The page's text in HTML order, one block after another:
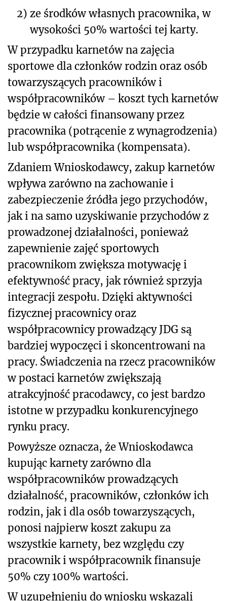
2) ze środków własnych pracownika, w
wysokości 50% wartości tej karty.
W przypadku karnetów na zajęcia
sportowe dla członków rodzin oraz osób
towarzyszących pracowników i
współpracowników – koszt tych karnetów
będzie w całości finansowany przez
pracownika (potrącenie z wynagrodzenia)
lub współpracownika (kompensata).
Zdaniem Wnioskodawcy, zakup karnetów
wpływa zarówno na zachowanie i
zabezpieczenie źródła jego przychodów,
jak i na samo uzyskiwanie przychodów z
prowadzonej działalności, ponieważ
zapewnienie zajęć sportowych
pracownikom zwiększa motywację i
efektywność pracy, jak również sprzyja
integracji zespołu. Dzięki aktywności
fizycznej pracownicy oraz
współpracownicy prowadzący JDG są
bardziej wypoczęci i skoncentrowani na
pracy. Świadczenia na rzecz pracowników
w postaci karnetów zwiększają
atrakcyjność pracodawcy, co jest bardzo
istotne w przypadku konkurencyjnego
rynku pracy.
Powyższe oznacza, że Wnioskodawca
kupując karnety zarówno dla
współpracowników prowadzących
działalność, pracowników, członków ich
rodzin, jak i dla osób towarzyszących,
ponosi najpierw koszt zakupu za
wszystkie karnety, bez względu czy
pracownik i współpracownik finansuje
50% czy 100% wartości.
W uzupełnieniu do wniosku wskazali